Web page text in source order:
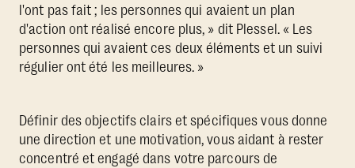
l'ont pas fait ; les personnes qui avaient un plan
d'action ont réalisé encore plus, » dit Plessel. « Les
personnes qui avaient ces deux éléments et un suivi
régulier ont été les meilleures. »
Définir des objectifs clairs et spécifiques vous donne
une direction et une motivation, vous aidant à rester
concentré et engagé dans votre parcours de